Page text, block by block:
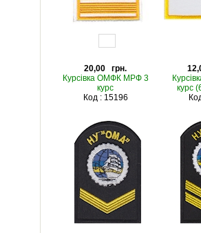
20,00 грн.
Курсівка ОМФК МРФ 3
курс
Код : 15196
курс